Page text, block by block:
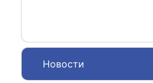
Новости